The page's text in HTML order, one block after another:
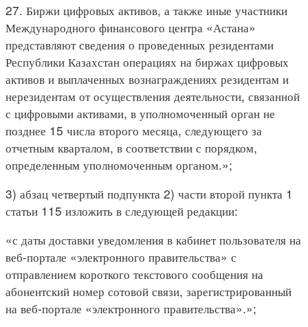
27. Биржи цифровых активов, а также иные участники
Международного финансового центра «Астана»
представляют сведения о проведенных резидентами
Республики Казахстан операциях на биржах цифровых
активов и выплаченных вознаграждениях резидентам и
нерезидентам от осуществления деятельности, связанной
с цифровыми активами, в уполномоченный орган не
позднее 15 числа второго месяца, следующего за
отчетным кварталом, в соответствии с порядком,
определенным уполномоченным органом.»;
3) абзац четвертый подпункта 2) части второй пункта 1
статьи 115 изложить в следующей редакции:
«с даты доставки уведомления в кабинет пользователя на
веб-портале «электронного правительства» с
отправлением короткого текстового сообщения на
абонентский номер сотовой связи, зарегистрированный
на веб-портале «электронного правительства».»;